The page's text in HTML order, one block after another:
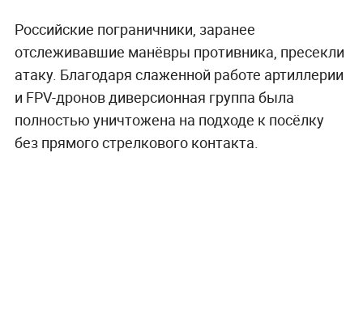
Российские пограничники, заранее
отслеживавшие манёвры противника, пресекли
атаку. Благодаря слаженной работе артиллерии
и FPV-дронов диверсионная группа была
полностью уничтожена на подходе к посёлку
без прямого стрелкового контакта.